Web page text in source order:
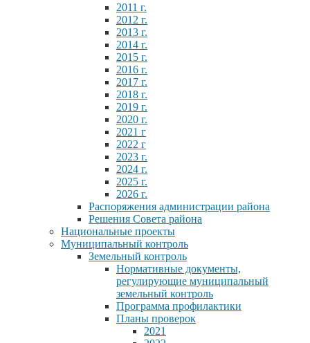
2011 г.
2012 г.
2013 г.
2014 г.
2015 г.
2016 г.
2017 г.
2018 г.
2019 г.
2020 г.
2021 г
2022 г
2023 г.
2024 г.
2025 г.
2026 г.
Распоряжения администрации района
Решения Совета района
Национальные проекты
Муниципальный контроль
Земельный контроль
Нормативные документы,
регулирующие муниципальный
земельный контроль
Программа профилактики
Планы проверок
2021